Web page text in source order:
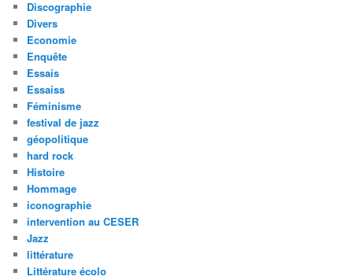
Discographie
Divers
Economie
Enquête
Essais
Essaiss
Féminisme
festival de jazz
géopolitique
hard rock
Histoire
Hommage
iconographie
intervention au CESER
Jazz
littérature
Littérature écolo